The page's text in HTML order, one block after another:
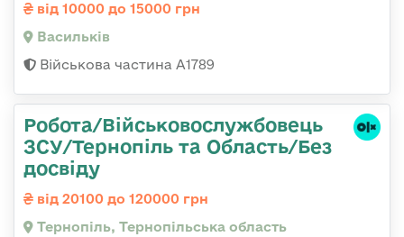
від 10000 до 15000 грн
Васильків
Військова частина А1789
Робота/Військовослужбовець
ЗСУ/Тернопіль та Область/Без
досвіду
від 20100 до 120000 грн
Тернопіль, Тернопільська область